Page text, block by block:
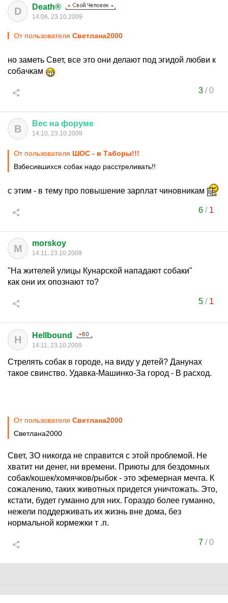
D Death®
14:06, 23.10.2009
От пользователя Cвeтлaнa2000
но заметь Свет, все это они делают под эгидой любви к
собачкам
3/0
В Вес на форуме
14:10, 23.10.2009
От пользователя ШОС - в Таборы!!!
Взбесившихся собак надо расстреливать!!
с этим - в тему про повышение зарплат чиновникам
6/ 1
M morskoy
14:11, 23.10.2009
"На жителей улицы Кунарской нападают собаки"
как они их опознают то?
5/ 1
H Hellbound
14:11, 23.10.2009
Стрелять собак в городе, на виду у детей? Данунах
такое свинство. Удавка-Машинко-За город - В расход.
От пользователя Cвeтлaнa2000
Cвeтлaнa2000
Свет, ЗО никогда не справится с этой проблемой. Не
хватит ни денег, ни времени. Приюты для бездомных
собак/кошек/хомячков/рыбок - это эфемерная мечта. К
сожалению, таких животных придется уничтожать. Это,
кстати, будет гуманно для них. Гораздо более гуманно,
нежели поддерживать их жизнь вне дома, без
нормальной кормежки т .п.
7/0